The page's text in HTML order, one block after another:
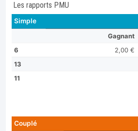
Les rapports PMU
Simple
Gagnant
6
2,00 €
13
11
Couplé